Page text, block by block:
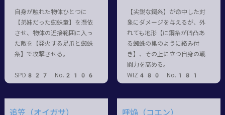
自身が触れた物体ひとつに
【弟妹だった蜘蛛童】を憑依
させ、物体の近接範囲に入っ
た敵を【発火する足爪と蜘蛛
糸】で攻撃させる。
SPD827 No.2106
【尖鋭な鋼糸】が命中した対
象にダメージを与えるが、外
れても地形【に鋼糸が凹凸あ
る蜘蛛の巣のように絡み付
き】、その上に立つ自身の戦
闘力を高める。
WIZ480 No.181
追笠（オイガサ）
呼焔（コエン）